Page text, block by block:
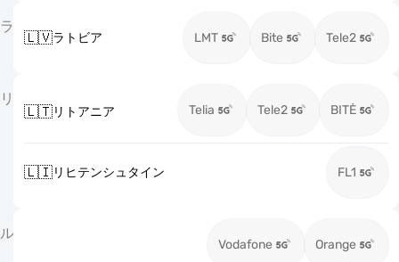
ラ
🇱🇻ラトビア LMT Bite Tele2
リ
🇱🇹リトアニア Telia Tele2 BITĖ
🇱🇮リヒテンシュタイン FL1
ル
Vodafone Orange